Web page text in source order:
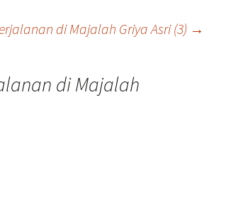
di Majalah Griya Asri (3) →
di Majalah